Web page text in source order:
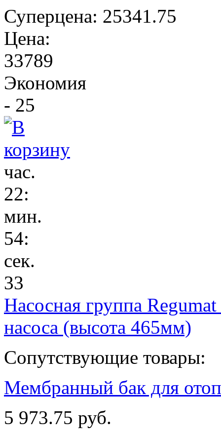
Суперцена: 25341.75
Цена:
33789
Экономия
- 25
час.
22:
мин.
54:
сек.
33
Насосная группа
насоса (высота 465мм)
Сопутствующие товары:
Мембранный бак для
5 973.75 руб.